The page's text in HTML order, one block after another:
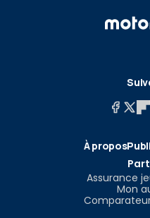
À propos
Assurance
Mon